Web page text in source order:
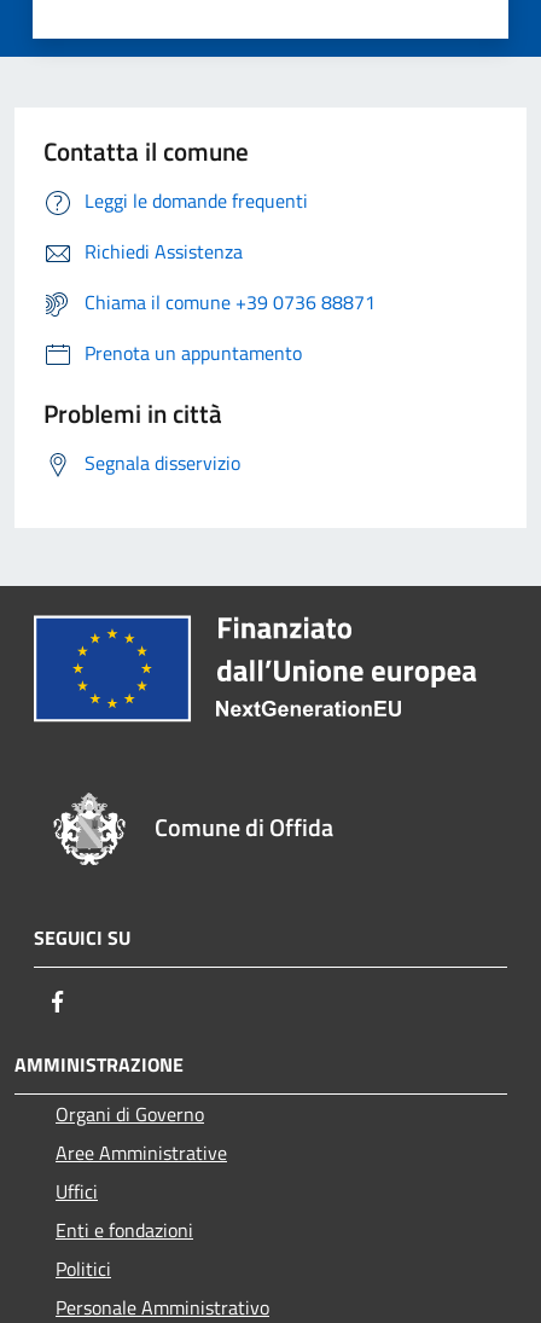
Contatta il comune
Leggi le domande frequenti
Richiedi Assistenza
Chiama il comune +39 0736 88871
Prenota un appuntamento
Problemi in città
Segnala disservizio
Comune di Offida
SEGUICI SU
AMMINISTRAZIONE
Organi di Governo
Aree Amministrative
Uffici
Enti e fondazioni
Politici
Personale Amministrativo